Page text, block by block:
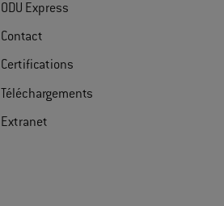
ODU Express
Contact
Certifications
Téléchargements
Extranet